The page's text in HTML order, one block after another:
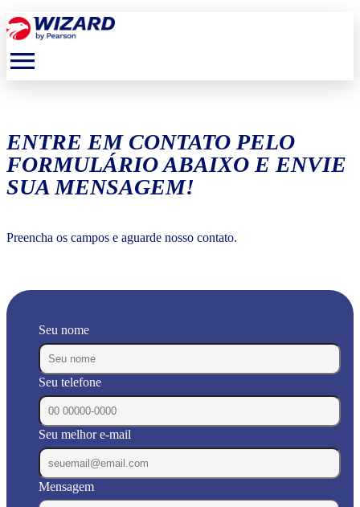
menu
ENTRE EM CONTATO PELO
FORMULÁRIO ABAIXO E ENVIE
SUA MENSAGEM!
Preencha os campos e aguarde nosso contato.
Seu nome
Seu telefone
Seu melhor e-mail
Mensagem